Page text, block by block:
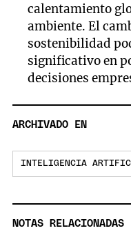
calentamiento
ambiente. El
sostenibilidad
significativo en
decisiones
ARCHIVADO EN
INTELIGENCIA
NOTAS RELACIONADAS